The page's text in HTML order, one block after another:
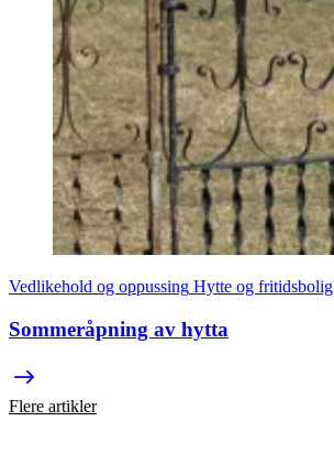
Vedlikehold og oppussing Hytte og fritidsbolig
Sommeråpning av hytta
Flere artikler